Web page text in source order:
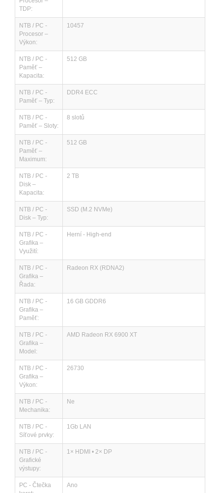
TDP:
NTB / PC -
Procesor –
Výkon:
10457
NTB / PC -
Paměť –
Kapacita:
512 GB
NTB / PC -
Paměť – Typ:
DDR4 ECC
NTB / PC -
Paměť – Sloty:
8 slotů
NTB / PC -
Paměť –
Maximum:
512 GB
NTB / PC -
Disk –
Kapacita:
2 TB
NTB / PC -
Disk – Typ:
SSD (M.2 NVMe)
NTB / PC -
Grafika –
Využití:
Herní - High-end
NTB / PC -
Grafika –
Řada:
Radeon RX (RDNA2)
NTB / PC -
Grafika –
Paměť:
16 GB GDDR6
NTB / PC -
Grafika –
Model:
AMD Radeon RX 6900 XT
NTB / PC -
Grafika –
Výkon:
26730
NTB / PC -
Mechanika:
Ne
NTB / PC -
Síťové prvky:
1Gb LAN
NTB / PC -
Grafické
výstupy:
1× HDMI • 2× DP
PC - Čtečka
Ano